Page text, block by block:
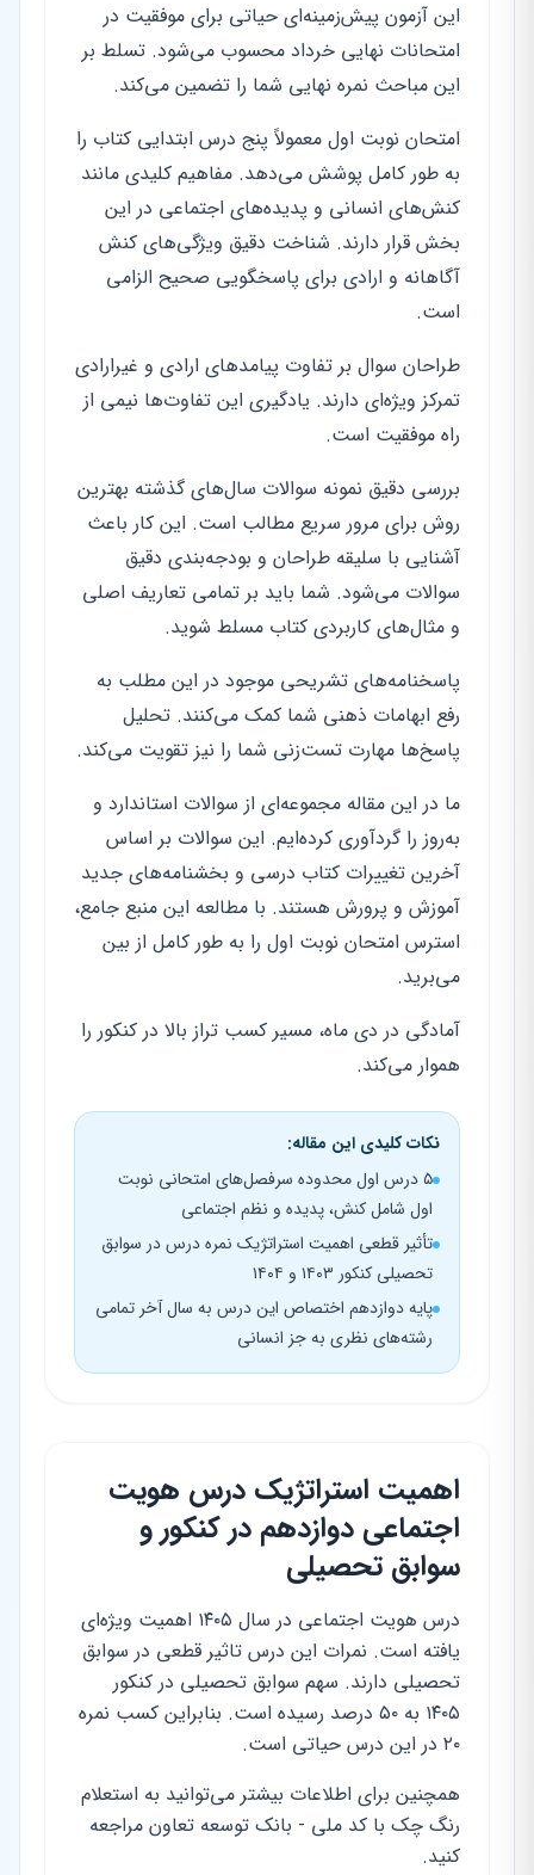
این آزمون پیش‌زمینه‌ای حیاتی برای موفقیت در
امتحانات نهایی خرداد محسوب می‌شود. تسلط بر
این مباحث نمره نهایی شما را تضمین می‌کند.
امتحان نوبت اول معمولاً پنج درس ابتدایی کتاب را
به طور کامل پوشش می‌دهد. مفاهیم کلیدی مانند
کنش‌های انسانی و پدیده‌های اجتماعی در این
بخش قرار دارند. شناخت دقیق ویژگی‌های کنش
آگاهانه و ارادی برای پاسخگویی صحیح الزامی
است.
طراحان سوال بر تفاوت پیامدهای ارادی و غیرارادی
تمرکز ویژه‌ای دارند. یادگیری این تفاوت‌ها نیمی از
راه موفقیت است.
بررسی دقیق نمونه سوالات سال‌های گذشته بهترین
روش برای مرور سریع مطالب است. این کار باعث
آشنایی با سلیقه طراحان و بودجه‌بندی دقیق
سوالات می‌شود. شما باید بر تمامی تعاریف اصلی
و مثال‌های کاربردی کتاب مسلط شوید.
پاسخنامه‌های تشریحی موجود در این مطلب به
رفع ابهامات ذهنی شما کمک می‌کنند. تحلیل
پاسخ‌ها مهارت تست‌زنی شما را نیز تقویت می‌کند.
ما در این مقاله مجموعه‌ای از سوالات استاندارد و
به‌روز را گردآوری کرده‌ایم. این سوالات بر اساس
آخرین تغییرات کتاب درسی و بخشنامه‌های جدید
آموزش و پرورش هستند. با مطالعه این منبع جامع،
استرس امتحان نوبت اول را به طور کامل از بین
می‌برید.
آمادگی در دی ماه، مسیر کسب تراز بالا در کنکور را
هموار می‌کند.
نکات کلیدی این مقاله:
۵ درس اول محدوده سرفصل‌های امتحانی نوبت
اول شامل کنش، پدیده و نظم اجتماعی
تأثیر قطعی اهمیت استراتژیک نمره درس در سوابق
تحصیلی کنکور ۱۴۰۳ و ۱۴۰۴
پایه دوازدهم اختصاص این درس به سال آخر تمامی
رشته‌های نظری به جز انسانی
اهمیت استراتژیک درس هویت
اجتماعی دوازدهم در کنکور و
سوابق تحصیلی
درس هویت اجتماعی در سال ۱۴۰۵ اهمیت ویژه‌ای
یافته است. نمرات این درس تاثیر قطعی در سوابق
تحصیلی دارند. سهم سوابق تحصیلی در کنکور
۱۴۰۵ به ۵۰ درصد رسیده است. بنابراین کسب نمره
۲۰ در این درس حیاتی است.
همچنین برای اطلاعات بیشتر می‌توانید به استعلام
رنگ چک با کد ملی - بانک توسعه تعاون مراجعه
کنید.